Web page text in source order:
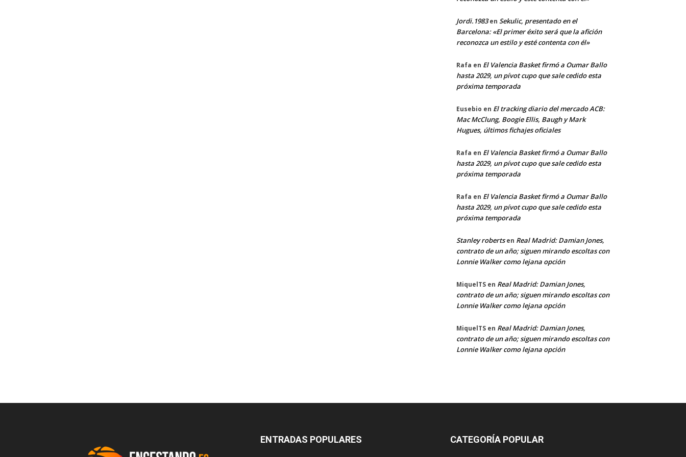
Jordi.1983en Sekulic, presentado en el
Barcelona: «El primer éxito será que la afición
reconozca un estilo y esté contenta con él»
Rafa en El Valencia Basket firmó a Oumar Ballo
hasta 2029, un pívot cupo que sale cedido esta
próxima temporada
Eusebio en El tracking diario del mercado ACB:
Mac McClung, Boogie Ellis, Baugh y Mark
Hugues, últimos fichajes oficiales
Rafa en El Valencia Basket firmó a Oumar Ballo
hasta 2029, un pívot cupo que sale cedido esta
próxima temporada
Rafa en El Valencia Basket firmó a Oumar Ballo
hasta 2029, un pívot cupo que sale cedido esta
próxima temporada
Stanley robertsen Real Madrid: Damian Jones,
contrato de un año; siguen mirando escoltas con
Lonnie Walker como lejana opción
MiquelTS en Real Madrid: Damian Jones,
contrato de un año; siguen mirando escoltas con
Lonnie Walker como lejana opción
MiquelTS en Real Madrid: Damian Jones,
contrato de un año; siguen mirando escoltas con
Lonnie Walker como lejana opción
ENTRADAS POPULARES CATEGORÍA POPULAR